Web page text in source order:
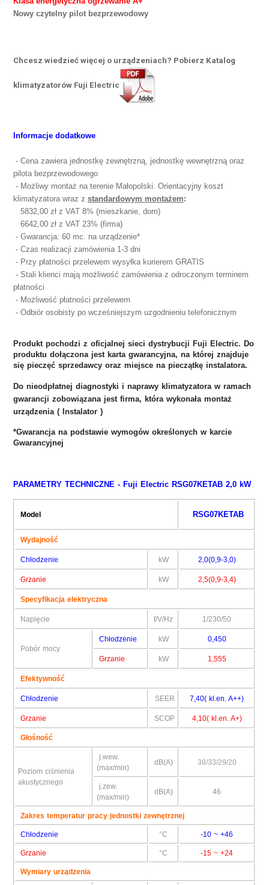
Nowy czytelny pilot bezprzewodowy
Chcesz wiedzieć więcej o urządzeniach? Pobierz Katalog
klimatyzatorów Fuji Electric
Informacje dodatkowe
- Cena zawiera jednostkę zewnętrzną, jednostkę wewnętrzną oraz
pilota bezprzewodowego
- Możliwy montaż na terenie Małopolski. Orientacyjny koszt
klimatyzatora wraz z standardowym montażem:
5832,00 zł z VAT 8% (mieszkanie, dom)
6642,00 zł z VAT 23% (firma)
- Gwarancja: 60 mc. na urządzenie*
- Czas realizacji zamówienia 1-3 dni
- Przy płatności przelewem wysyłka kurierem GRATIS
- Stali klienci mają możliwość zamówienia z odroczonym terminem
płatności
- Możliwość płatności przelewem
- Odbiór osobisty po wcześniejszym uzgodnieniu telefonicznym
Produkt pochodzi z oficjalnej sieci dystrybucji Fuji Electric. Do
produktu dołączona jest karta gwarancyjna, na której znajduje
się pieczęć sprzedawcy oraz miejsce na pieczątkę instalatora.
Do nieodpłatnej diagnostyki i naprawy klimatyzatora w ramach
gwarancji zobowiązana jest firma, która wykonała montaż
urządzenia ( Instalator )
*Gwarancja na podstawie wymogów określonych w karcie
Gwarancyjnej
PARAMETRY TECHNICZNE - Fuji Electric RSG07KETAB 2,0 kW
Model RSG07KETAB
Wydajność
Chłodzenie kW 2,0(0,9-3,0)
Grzanie kW 2,5(0,9-3,4)
Specyfikacja elektryczna
Napięcie f/V/Hz 1/230/50
Pobór mocy
Chłodzenie kW 0,450
Grzanie kW 1,555
Efektywność
Chłodzenie SEER 7,40( kl.en. A++)
Grzanie SCOP 4,10( kl.en. A+)
Głośność
Poziom ciśnienia
akustycznego
j.wew.
(max/min)
dB(A) 38/33/29/20
j.zew.
(max/min)
dB(A) 46
Zakres temperatur pracy jednostki zewnętrznej
Chłodzenie °C -10 ~ +46
Grzanie °C -15 ~ +24
Wymiary urządzenia